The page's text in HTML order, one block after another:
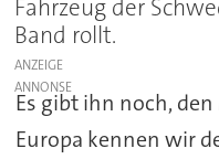
Fahrzeug der
Band rollt.
ANZEIGE
Es gibt ihn noch,
Europa kennen wir